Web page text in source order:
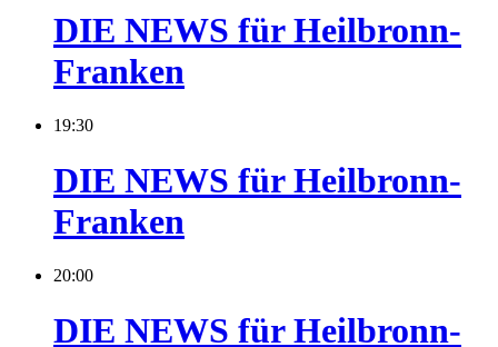
DIE NEWS für Heilbronn-
Franken
19:30
DIE NEWS für Heilbronn-
Franken
20:00
DIE NEWS für Heilbronn-